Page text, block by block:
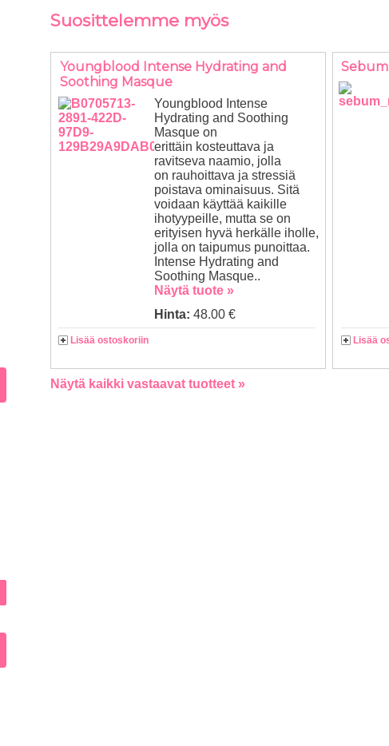
Suosittelemme myös
Youngblood Intense Hydrating and
Soothing Masque
Youngblood Intense
Hydrating and Soothing
Masque on
erittäin kosteuttava ja
ravitseva naamio, jolla
on rauhoittava ja stressiä
poistava ominaisuus. Sitä
voidaan käyttää kaikille
ihotyypeille, mutta se on
erityisen hyvä herkälle iholle,
jolla on taipumus punoittaa.
Intense Hydrating and
Soothing Masque..
Näytä tuote »
Hinta: 48.00 €
Lisää ostoskoriin Lisää
Näytä kaikki vastaavat tuotteet »